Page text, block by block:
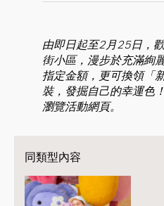
由即日起至2月25日，
街小區，漫步於充滿絢
指定金額，更可換領「
裝，發掘自己的幸運色
瀏覽活動網頁。
同類型內容